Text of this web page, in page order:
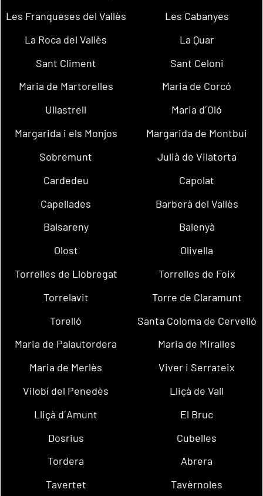
Les Franqueses del Vallès
Les Cabanyes
La Roca del Vallès
La Quar
Sant Climent
Sant Celoni
Maria de Martorelles
Maria de Corcó
Ullastrell
Maria d´Oló
Margarida i els Monjos
Margarida de Montbui
Sobremunt
Julià de Vilatorta
Cardedeu
Capolat
Capellades
Barberà del Vallès
Balsareny
Balenyà
Olost
Olivella
Torrelles de Llobregat
Torrelles de Foix
Torrelavit
Torre de Claramunt
Torelló
Santa Coloma de Cervelló
Maria de Palautordera
Maria de Miralles
Maria de Merlès
Viver i Serrateix
Vilobí del Penedès
Lliçà de Vall
Lliçà d´Amunt
El Bruc
Dosrius
Cubelles
Tordera
Abrera
Tavertet
Tavèrnoles